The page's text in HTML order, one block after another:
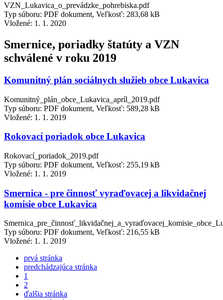
VZN_Lukavica_o_prevádzke_pohrebiska.pdf
Typ súboru: PDF dokument, Veľkosť: 283,68 kB
Vložené: 1. 1. 2020
Smernice, poriadky štatúty a VZN
schválené v roku 2019
Komunitný plán sociálnych služieb obce Lukavica
Komunitný_plán_obce_Lukavica_apríl_2019.pdf
Typ súboru: PDF dokument, Veľkosť: 589,28 kB
Vložené: 1. 1. 2019
Rokovací poriadok obce Lukavica
Rokovací_poriadok_2019.pdf
Typ súboru: PDF dokument, Veľkosť: 255,19 kB
Vložené: 1. 1. 2019
Smernica - pre činnosť vyraďovacej a likvidačnej
komisie obce Lukavica
Typ súboru: PDF dokument, Veľkosť: 216,55 kB
Vložené: 1. 1. 2019
prvá stránka
predchádzajúca stránka
1
2
ďalšia stránka